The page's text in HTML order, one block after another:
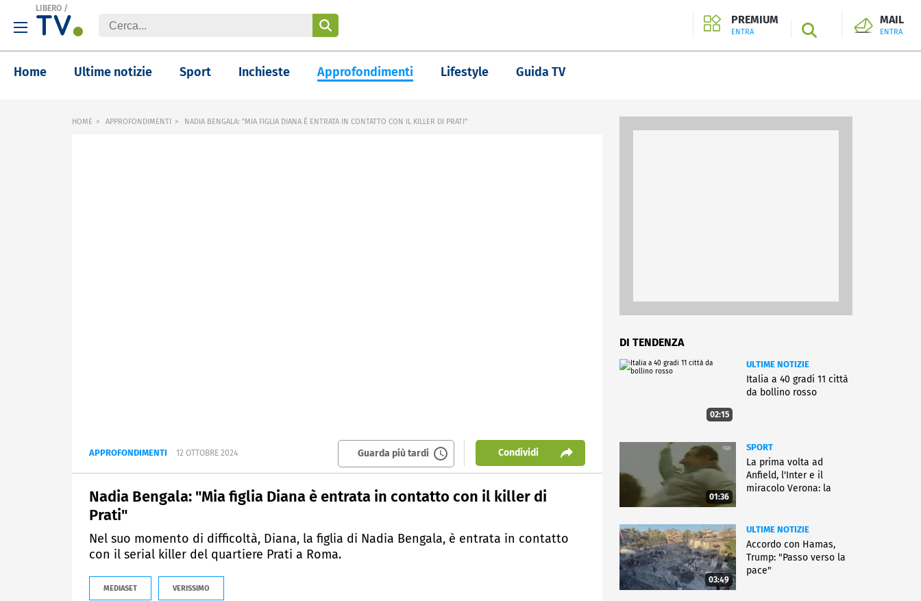
LIBERO /
PREMIUM
ENTRA SEARCH
MAIL
ENTRA
Home Ultime notizie Sport Inchieste Approfondimenti Lifestyle Guida TV
HOME APPROFONDIMENTI NADIA BENGALA: "MIA FIGLIA DIANA È ENTRATA IN CONTATTO CON IL KILLER DI PRATI"
APPROFONDIMENTI 12 OTTOBRE 2024 Guarda più tardi Condividi
Nadia Bengala: "Mia figlia Diana è entrata in contatto con il killer di
Prati"
Nel suo momento di difficoltà, Diana, la figlia di Nadia Bengala, è entrata in contatto
con il serial killer del quartiere Prati a Roma.
MEDIASET VERISSIMO
DI TENDENZA
02:15
ULTIME NOTIZIE
Italia a 40 gradi 11 città
da bollino rosso
01:36
SPORT
La prima volta ad
Anfield, l'Inter e il
miracolo Verona: la
03:49
ULTIME NOTIZIE
Accordo con Hamas,
Trump: "Passo verso la
pace"